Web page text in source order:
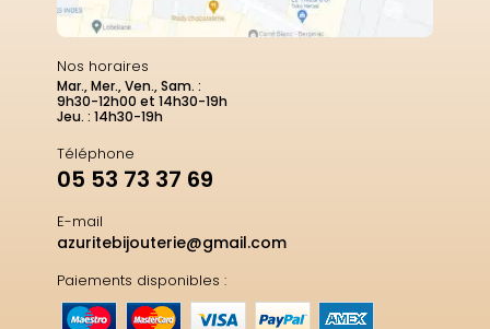
Nos horaires
Mar., Mer., Ven., Sam. :
9h30-12h00 et 14h30-19h
Jeu. : 14h30-19h
Téléphone
05 53 73 37 69
E-mail
azuritebijouterie@gmail.com
Paiements disponibles :